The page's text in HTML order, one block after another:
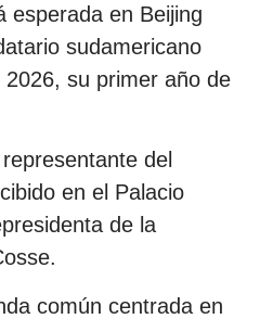
esperada en Beijing
sudamericano
su primer año de
del
en el Palacio
de la
común centrada en